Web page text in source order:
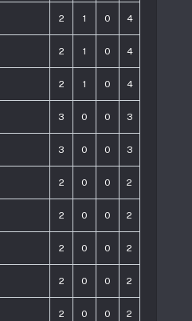
2 1 0 4
2 1 0 4
2 1 0 4
3 0 0 3
3 0 0 3
2 0 0 2
2 0 0 2
2 0 0 2
2 0 0 2
2 0 0 2